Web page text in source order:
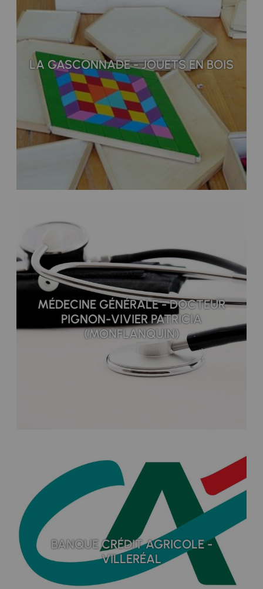
LA GASCONNADE - JOUETS EN BOIS
MÉDECINE GÉNÉRALE - DOCTEUR
PIGNON-VIVIER PATRICIA
(MONFLANQUIN)
BANQUE CRÉDIT AGRICOLE -
VILLERÉAL